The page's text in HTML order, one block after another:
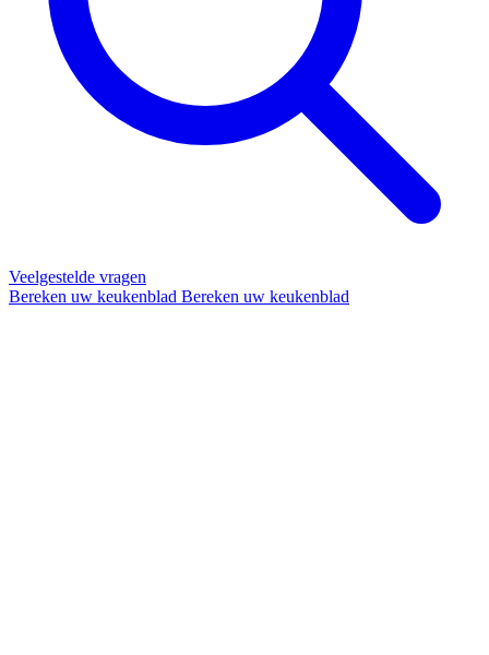
Veelgestelde vragen
Bereken uw keukenblad Bereken uw keukenblad